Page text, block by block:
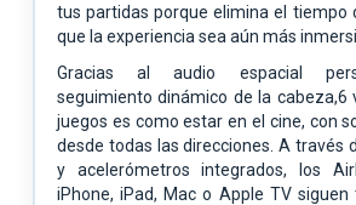
tus partidas porque elimina el tiempo
que la experiencia sea aún más
Gracias al audio espacial
seguimiento dinámico de la cabeza,6
juegos es como estar en el cine, con
desde todas las direcciones. A través
y acelerómetros integrados, los
iPhone, iPad, Mac o Apple TV